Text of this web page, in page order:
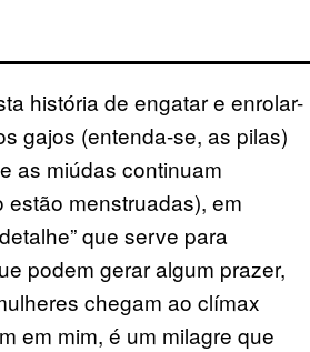
história de engatar e enrolar-
gajos (entenda-se, as pilas)
as miúdas continuam
menstruadas), em
que serve para
podem gerar algum prazer,
chegam ao clímax
em mim, é um milagre que